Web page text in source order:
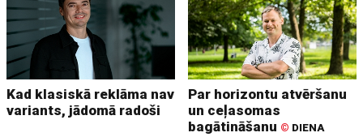
Kad klasiskā reklāma nav
variants, jādomā radoši
Par horizontu atvēršanu
un ceļasomas
bagātināšanu © DIENA